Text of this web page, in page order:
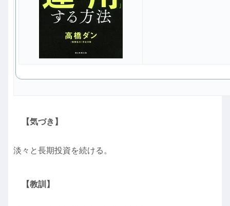
【気づき】
淡々と長期投資を続ける。
【教訓】